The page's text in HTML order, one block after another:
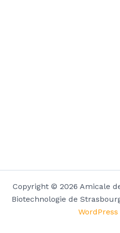
Copyright © 2026 Amicale
Biotechnologie de